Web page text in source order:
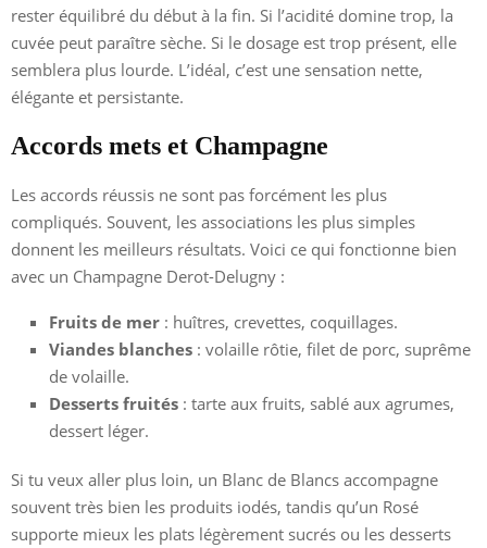
rester équilibré du début à la fin. Si l’acidité domine trop, la
cuvée peut paraître sèche. Si le dosage est trop présent, elle
semblera plus lourde. L’idéal, c’est une sensation nette,
élégante et persistante.
Accords mets et Champagne
Les accords réussis ne sont pas forcément les plus
compliqués. Souvent, les associations les plus simples
donnent les meilleurs résultats. Voici ce qui fonctionne bien
avec un Champagne Derot-Delugny :
Fruits de mer : huîtres, crevettes, coquillages.
Viandes blanches : volaille rôtie, filet de porc, suprême
de volaille.
Desserts fruités : tarte aux fruits, sablé aux agrumes,
dessert léger.
Si tu veux aller plus loin, un Blanc de Blancs accompagne
souvent très bien les produits iodés, tandis qu’un Rosé
supporte mieux les plats légèrement sucrés ou les desserts